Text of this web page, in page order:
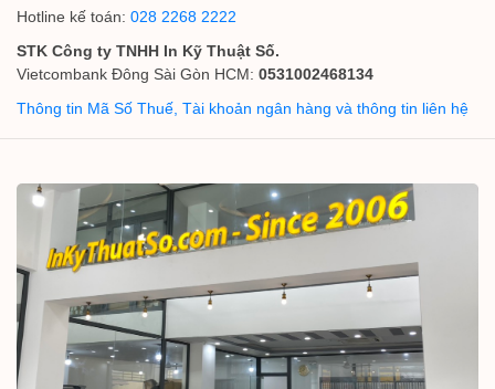
Hotline kế toán: 028 2268 2222
STK Công ty TNHH In Kỹ Thuật Số.
Vietcombank Đông Sài Gòn HCM: 0531002468134
Thông tin Mã Số Thuế, Tài khoản ngân hàng và thông tin liên hệ